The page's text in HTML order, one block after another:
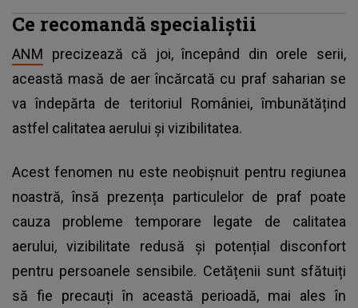
Ce recomandă specialiștii
ANM precizează că joi, începând din orele serii,
această masă de aer încărcată cu praf saharian se
va îndepărta de teritoriul României, îmbunătățind
astfel calitatea aerului și vizibilitatea.
Acest fenomen nu este neobișnuit pentru regiunea
noastră, însă prezența particulelor de praf poate
cauza probleme temporare legate de calitatea
aerului, vizibilitate redusă și potențial disconfort
pentru persoanele sensibile. Cetățenii sunt sfătuiți
să fie precauți în această perioadă, mai ales în